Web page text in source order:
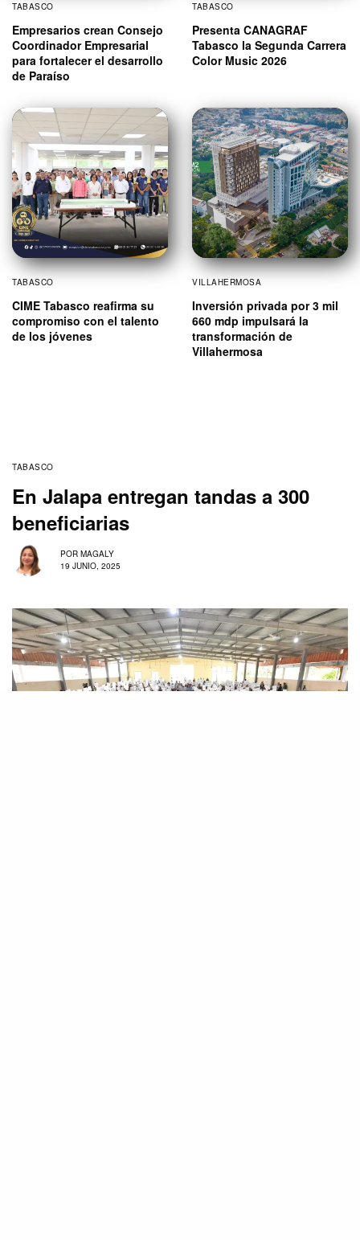
TABASCO
Empresarios crean Consejo
Coordinador Empresarial
para fortalecer el desarrollo
de Paraíso
TABASCO
Presenta CANAGRAF
Tabasco la Segunda Carrera
Color Music 2026
TABASCO
CIME Tabasco reafirma su
compromiso con el talento
de los jóvenes
VILLAHERMOSA
Inversión privada por 3 mil
660 mdp impulsará la
transformación de
Villahermosa
TABASCO
En Jalapa entregan tandas a 300
beneficiarias
POR MAGALY
19 JUNIO, 2025